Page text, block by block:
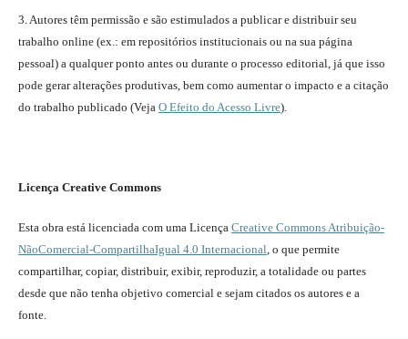
3. Autores têm permissão e são estimulados a publicar e distribuir seu
trabalho online (ex.: em repositórios institucionais ou na sua página
pessoal) a qualquer ponto antes ou durante o processo editorial, já que isso
pode gerar alterações produtivas, bem como aumentar o impacto e a citação
do trabalho publicado (Veja O Efeito do Acesso Livre).
Licença Creative Commons
Esta obra está licenciada com uma Licença Creative Commons Atribuição-
NãoComercial-CompartilhaIgual 4.0 Internacional, o que permite
compartilhar, copiar, distribuir, exibir, reproduzir, a totalidade ou partes
desde que não tenha objetivo comercial e sejam citados os autores e a
fonte.